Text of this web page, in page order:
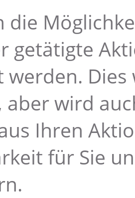
die
getätigte
aber wird
Ihren
für Sie